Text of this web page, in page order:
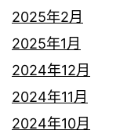
2025年2月
2025年1月
2024年12月
2024年11月
2024年10月